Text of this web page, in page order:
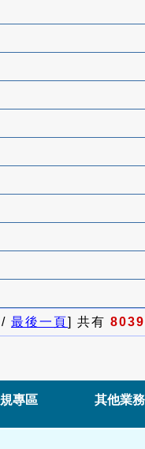
/ 最後一頁] 共有 8039
專區 其他業務